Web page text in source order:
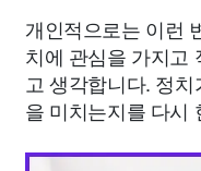
개인적으로는 이런
치에 관심을 가지고
고 생각합니다. 정
을 미치는지를 다시